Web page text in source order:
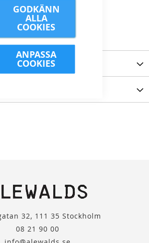
GODKÄNN
ALLA
COOKIES
ANPASSA
COOKIES
nylon
32, 111 35 Stockholm
08 21 90 00